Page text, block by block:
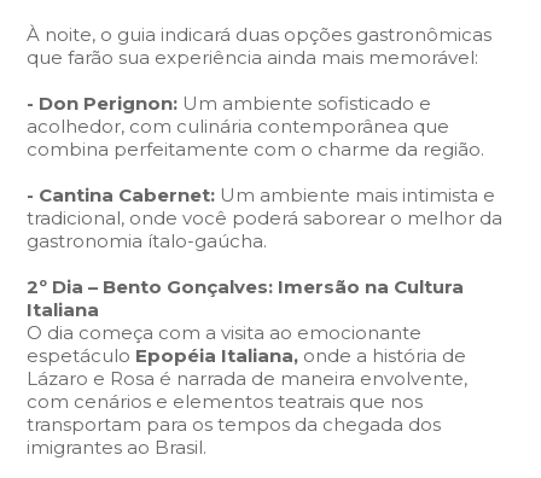
À noite, o guia indicará duas opções gastronômicas
que farão sua experiência ainda mais memorável:
- Don Perignon: Um ambiente sofisticado e
acolhedor, com culinária contemporânea que
combina perfeitamente com o charme da região.
- Cantina Cabernet: Um ambiente mais intimista e
tradicional, onde você poderá saborear o melhor da
gastronomia ítalo-gaúcha.
2º Dia – Bento Gonçalves: Imersão na Cultura
Italiana
O dia começa com a visita ao emocionante
espetáculo Epopéia Italiana, onde a história de
Lázaro e Rosa é narrada de maneira envolvente,
com cenários e elementos teatrais que nos
transportam para os tempos da chegada dos
imigrantes ao Brasil.